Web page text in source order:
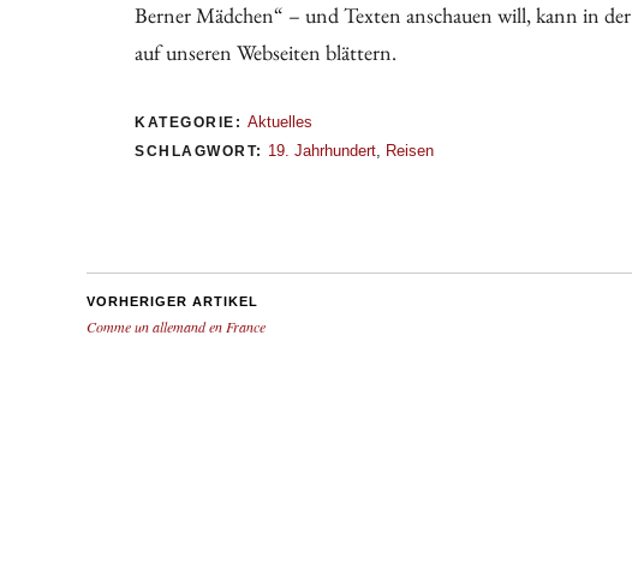
Berner Mädchen“ – und Texten anschauen will, kann in der
auf unseren Webseiten blättern.
KATEGORIE: Aktuelles
SCHLAGWORT: 19. Jahrhundert, Reisen
VORHERIGER ARTIKEL
Comme un allemand en France